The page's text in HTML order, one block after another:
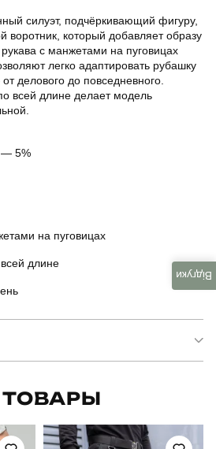
силуэт, подчёркивающий фигуру,
воротник, который добавляет образу
с манжетами на пуговицах
легко адаптировать рубашку
делового до повседневного.
всей длине делает модель
— 5%
на пуговицах
длине
Відгуки